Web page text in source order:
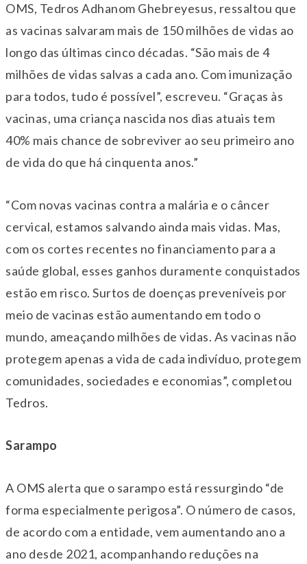
OMS, Tedros Adhanom Ghebreyesus, ressaltou que
as vacinas salvaram mais de 150 milhões de vidas ao
longo das últimas cinco décadas. “São mais de 4
milhões de vidas salvas a cada ano. Com imunização
para todos, tudo é possível”, escreveu. “Graças às
vacinas, uma criança nascida nos dias atuais tem
40% mais chance de sobreviver ao seu primeiro ano
de vida do que há cinquenta anos.”
“Com novas vacinas contra a malária e o câncer
cervical, estamos salvando ainda mais vidas. Mas,
com os cortes recentes no financiamento para a
saúde global, esses ganhos duramente conquistados
estão em risco. Surtos de doenças preveníveis por
meio de vacinas estão aumentando em todo o
mundo, ameaçando milhões de vidas. As vacinas não
protegem apenas a vida de cada indivíduo, protegem
comunidades, sociedades e economias”, completou
Tedros.
Sarampo
A OMS alerta que o sarampo está ressurgindo “de
forma especialmente perigosa”. O número de casos,
de acordo com a entidade, vem aumentando ano a
ano desde 2021, acompanhando reduções na